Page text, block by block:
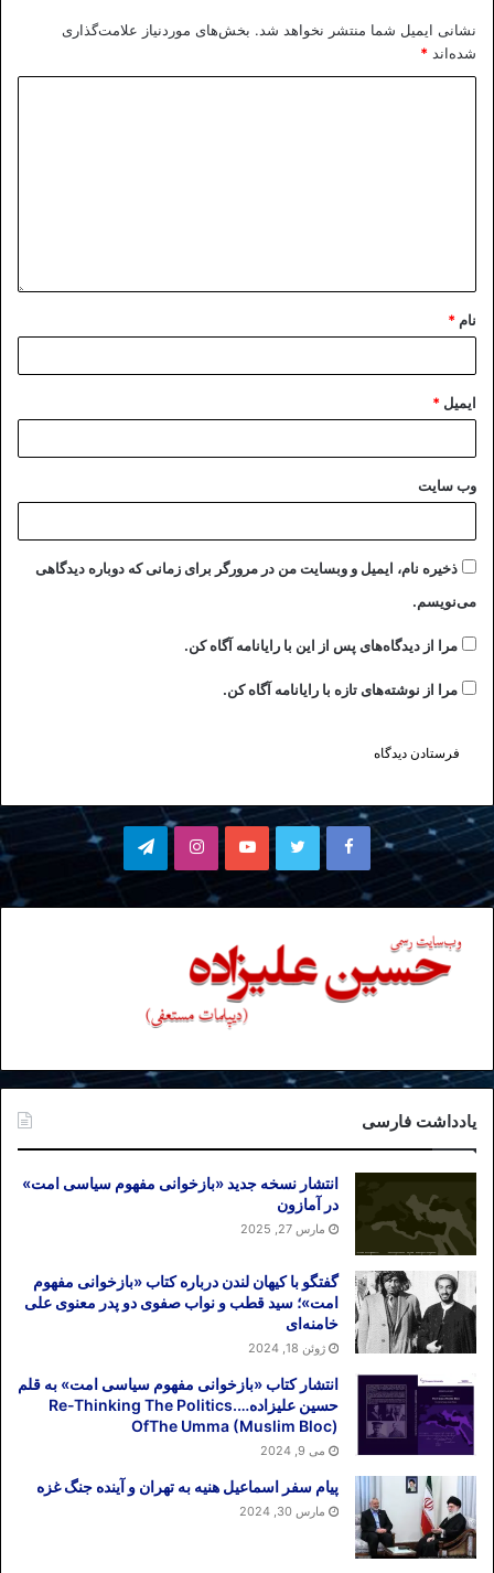
نشانی ایمیل شما منتشر نخواهد شد. بخش‌های موردنیاز علامت‌گذاری
شده‌اند *
نام *
ایمیل *
وب‌ سایت
ذخیره نام، ایمیل و وبسایت من در مرورگر برای زمانی که دوباره دیدگاهی
می‌نویسم.
مرا از دیدگاه‌های پس از این با رایانامه آگاه کن.
مرا از نوشته‌های تازه با رایانامه آگاه کن.
فیسبوک توییتر یوتیوباینستاگرامتلگرام
یادداشت فارسی
انتشار نسخه جدید «بازخوانی مفهوم سیاسی امت»
در آمازون
مارس 27, 2025
گفتگو با کیهان لندن درباره کتاب «بازخوانی مفهوم
امت»؛ سید قطب و نواب صفوی دو پدر معنوی علی
خامنه‌ای
ژوئن 18, 2024
انتشار کتاب «بازخوانی مفهوم سیاسی امت» به قلم
حسین علیزاده….Re-Thinking The Politics
OfThe Umma (Muslim Bloc)
می 9, 2024
پیام سفر اسماعیل هنیه به تهران و آینده جنگ غزه
مارس 30, 2024